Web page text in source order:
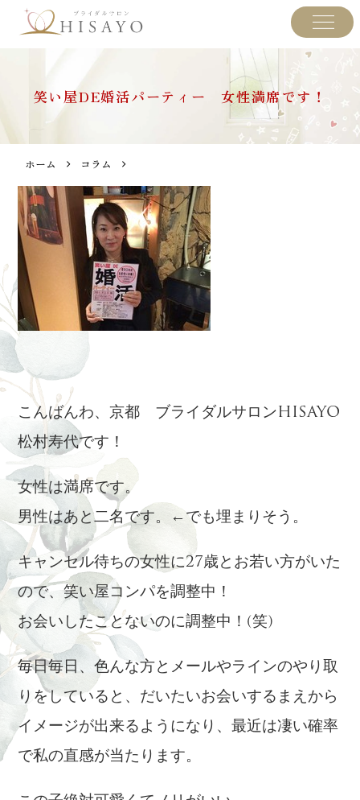
笑い屋DE婚活パーティー 女性満席です！
ホーム コラム
こんばんわ、京都 ブライダルサロンHISAYO
松村寿代です！
女性は満席です。
男性はあと二名です。←でも埋まりそう。
キャンセル待ちの女性に27歳とお若い方がいた
ので、笑い屋コンパを調整中！
お会いしたことないのに調整中！(笑)
毎日毎日、色んな方とメールやラインのやり取
りをしていると、だいたいお会いするまえから
イメージが出来るようになり、最近は凄い確率
で私の直感が当たります。